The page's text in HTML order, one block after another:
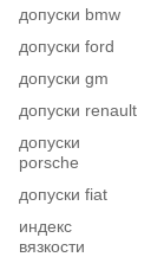
допуски bmw
допуски ford
допуски gm
допуски renault
допуски
porsche
допуски fiat
индекс
вязкости